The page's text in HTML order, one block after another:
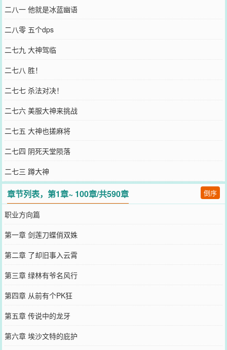
二八一 他就是冰蓝幽语
二八零 五个dps
二七九 大神驾临
二七八 胜！
二七七 杀法对决！
二七六 美服大神来挑战
二七五 大神也搓麻将
二七四 阴死天堂陨落
二七三 蹲大神
章节列表，第1章~ 100章/共590章 倒序
职业方向篇
第一章 剑莲刀蝶俏双姝
第二章 了却旧事入云霄
第三章 绿林有爷名风行
第四章 从前有个PK狂
第五章 传说中的龙牙
第六章 埃沙文特的庇护